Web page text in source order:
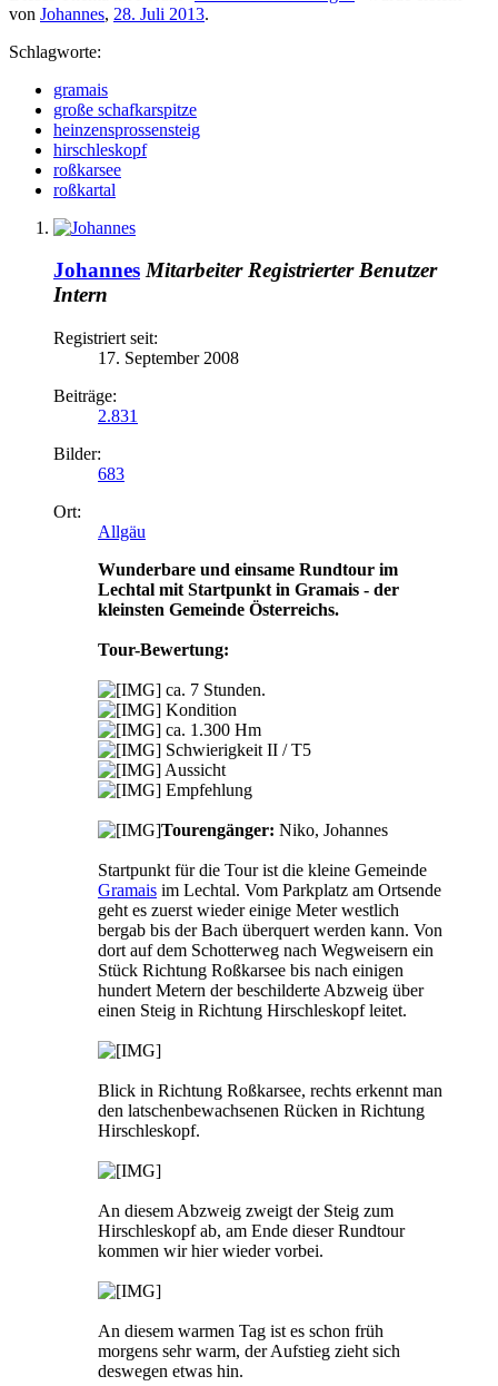
von Johannes, 28. Juli 2013.
Schlagworte:
gramais
große schafkarspitze
heinzensprossensteig
hirschleskopf
roßkarsee
roßkartal
Johannes Mitarbeiter Registrierter Benutzer
Intern
Registriert seit:
17. September 2008
Beiträge:
2.831
Bilder:
683
Ort:
Allgäu
Wunderbare und einsame Rundtour im
Lechtal mit Startpunkt in Gramais - der
kleinsten Gemeinde Österreichs.
Tour-Bewertung:
ca. 7 Stunden.
Kondition
ca. 1.300 Hm
Schwierigkeit II / T5
Aussicht
Empfehlung
Tourengänger: Niko, Johannes
Startpunkt für die Tour ist die kleine Gemeinde
Gramais im Lechtal. Vom Parkplatz am Ortsende
geht es zuerst wieder einige Meter westlich
bergab bis der Bach überquert werden kann. Von
dort auf dem Schotterweg nach Wegweisern ein
Stück Richtung Roßkarsee bis nach einigen
hundert Metern der beschilderte Abzweig über
einen Steig in Richtung Hirschleskopf leitet.
Blick in Richtung Roßkarsee, rechts erkennt man
den latschenbewachsenen Rücken in Richtung
Hirschleskopf.
An diesem Abzweig zweigt der Steig zum
Hirschleskopf ab, am Ende dieser Rundtour
kommen wir hier wieder vorbei.
An diesem warmen Tag ist es schon früh
morgens sehr warm, der Aufstieg zieht sich
deswegen etwas hin.